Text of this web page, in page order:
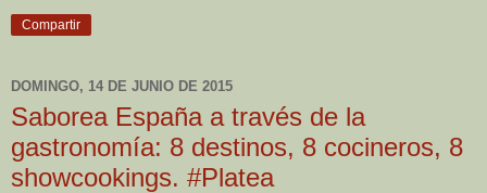
Compartir
DOMINGO, 14 DE JUNIO DE 2015
Saborea España a través de la
gastronomía: 8 destinos, 8 cocineros, 8
showcookings. #Platea